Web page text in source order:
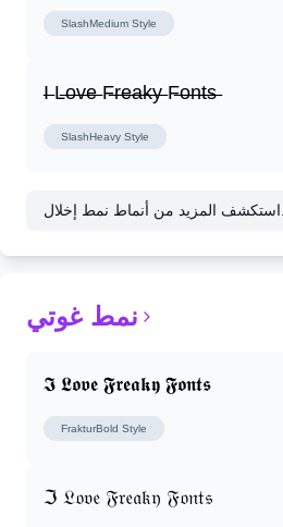
SlashMedium Style
I̶ L̶o̶v̶e̶ F̶r̶e̶a̶k̶y̶ F̶o̶n̶t̶s̶
SlashHeavy Style
نمط غوتي
𝕴 𝕷𝖔𝖛𝖊 𝕱𝖗𝖊𝖆𝖐𝖞 𝕱𝖔𝖓𝖙𝖘
FrakturBold Style
ℑ 𝔏𝔬𝔳𝔢 𝔉𝔯𝔢𝔞𝔨𝔶 𝔉𝔬𝔫𝔱𝔰